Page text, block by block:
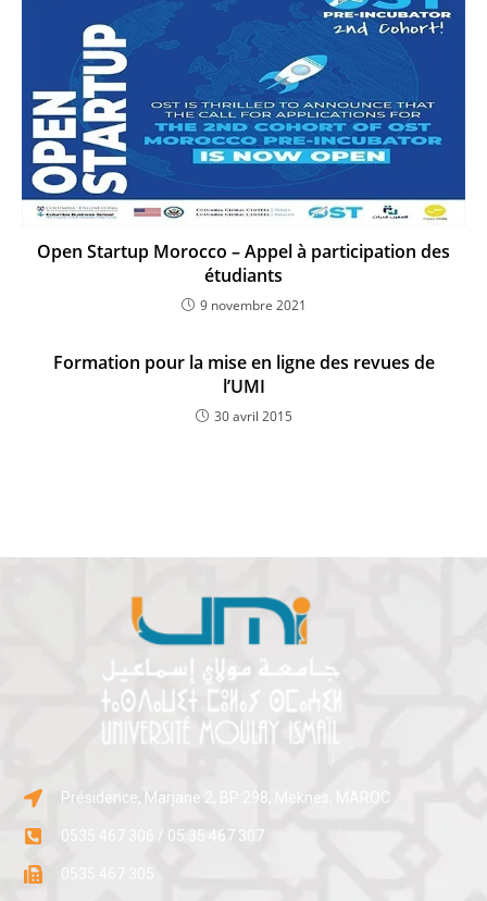
Open Startup Morocco – Appel à participation des
étudiants
9 novembre 2021
Formation pour la mise en ligne des revues de
l’UMI
30 avril 2015
Présidence, Marjane 2, BP:298, Meknes, MAROC
0535 467 306 / 05 35 467 307
0535 467 305